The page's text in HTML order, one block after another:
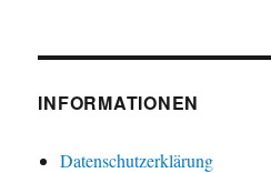
INFORMATIONEN
Datenschutzerklärung